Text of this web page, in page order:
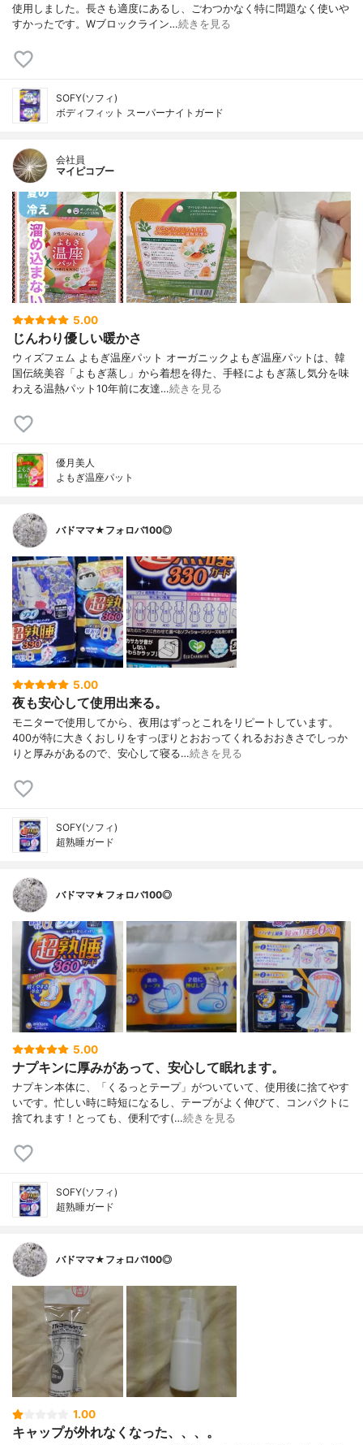
使用しました。長さも適度にあるし、ごわつかなく特に問題なく使いや
すかったです。Wブロックライン…続きを見る
SOFY(ソフィ)
ボディフィット スーパーナイトガード
会社員
マイピコブー
5.00
じんわり優しい暖かさ
ウィズフェム よもぎ温座パット オーガニックよもぎ温座パットは、韓
国伝統美容「よもぎ蒸し」から着想を得た、手軽によもぎ蒸し気分を味
わえる温熱パット10年前に友達…続きを見る
優月美人
よもぎ温座パット
バドママ★フォロバ100◎
5.00
夜も安心して使用出来る。
モニターで使用してから、夜用はずっとこれをリピートしています。
400が特に大きくおしりをすっぽりとおおってくれるおおきさでしっか
りと厚みがあるので、安心して寝る…続きを見る
SOFY(ソフィ)
超熟睡ガード
バドママ★フォロバ100◎
5.00
ナプキンに厚みがあって、安心して眠れます。
ナプキン本体に、「くるっとテープ」がついていて、使用後に捨てやす
いです。忙しい時に時短になるし、テープがよく伸びて、コンパクトに
捨てれます！とっても、便利です(…続きを見る
SOFY(ソフィ)
超熟睡ガード
バドママ★フォロバ100◎
1.00
キャップが外れなくなった、、、。